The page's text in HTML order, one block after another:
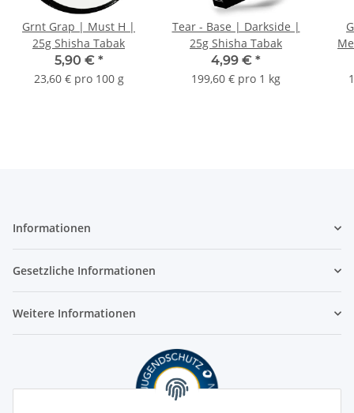
Grnt Grap | Must H |
25g Shisha Tabak
5,90 € *
23,60 € pro 100 g
Tear - Base | Darkside |
25g Shisha Tabak
4,99 € *
199,60 € pro 1 kg
Informationen
Gesetzliche Informationen
Weitere Informationen